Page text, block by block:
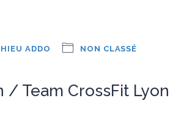
ADDO NON CLASSÉ
/ Team CrossFit Lyon